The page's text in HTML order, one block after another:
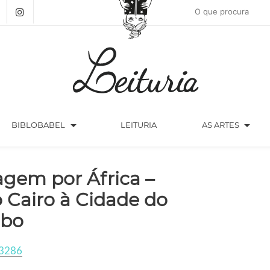
BIBLOBABEL arrow_drop_down LEITURIA AS ARTES arrow_drop_down
por África –
Cairo à Cidade do